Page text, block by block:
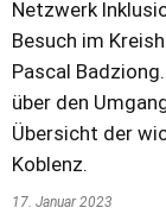
Netzwerk
Besuch im
Pascal
über den
Übersicht der
Koblenz.
17. Januar 2023